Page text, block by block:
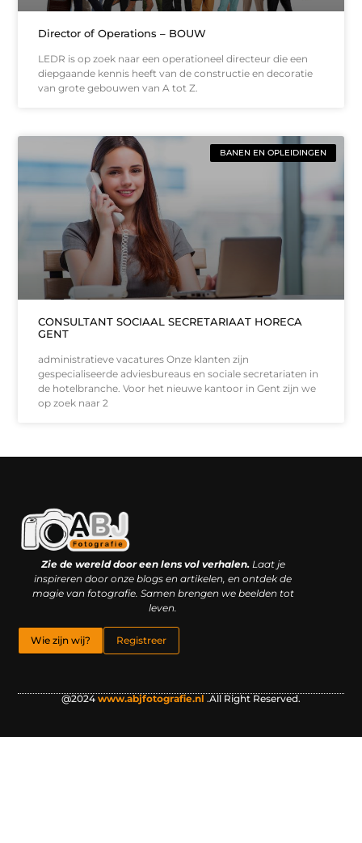
Director of Operations – BOUW
LEDR is op zoek naar een operationeel directeur die een
diepgaande kennis heeft van de constructie en decoratie
van grote gebouwen van A tot Z.
BANEN EN OPLEIDINGEN
CONSULTANT SOCIAAL SECRETARIAAT HORECA
GENT
administratieve vacatures Onze klanten zijn
gespecialiseerde adviesbureaus en sociale secretariaten in
de hotelbranche. Voor het nieuwe kantoor in Gent zijn we
op zoek naar 2
Zie de wereld door een lens vol verhalen.Laat je
inspireren door onze blogs en artikelen, en ontdek de
magie van fotografie. Samen brengen we beelden tot
leven.
Wie zijn wij? Registreer
@2024 www.abjfotografie.nl .All Right Reserved.